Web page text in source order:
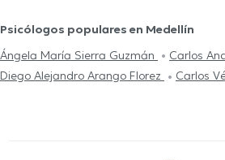
Psicólogos populares en Medellín
Ángela María Sierra Guzmán
Carlos
Diego Alejandro Arango Florez
Carlos